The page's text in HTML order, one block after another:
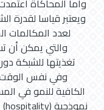
لعدد المكالمات
تغذيتها للشبكة
الكافية للنمو في